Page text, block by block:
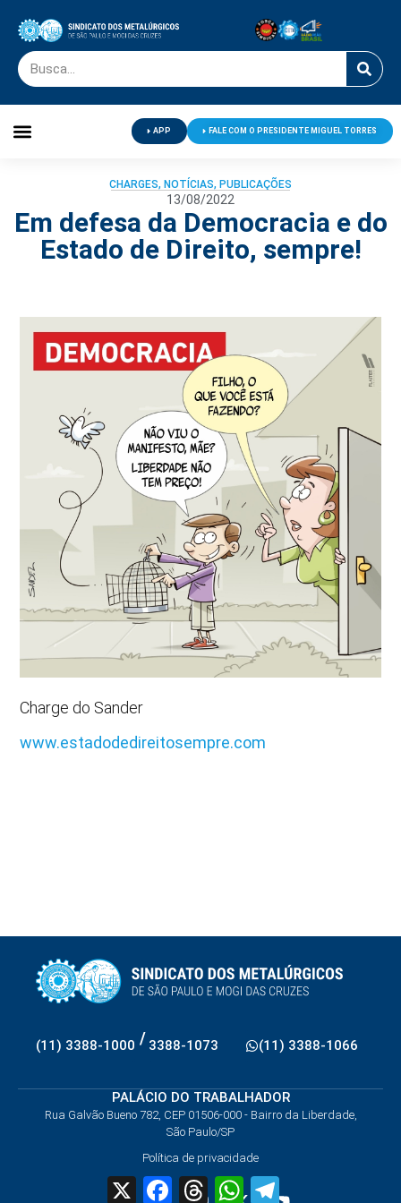
APP FALE COM O PRESIDENTE MIGUEL TORRES
CHARGES, NOTÍCIAS, PUBLICAÇÕES
13/08/2022
Em defesa da Democracia e do
Estado de Direito, sempre!
Charge do Sander
www.estadodedireitosempre.com
(11) 3388-1000 / 3388-1073 (11) 3388-1066
PALÁCIO DO TRABALHADOR
Rua Galvão Bueno 782, CEP 01506-000 - Bairro da Liberdade,
São Paulo/SP
Política de privacidade
X FacebookThreadsWhatsApp